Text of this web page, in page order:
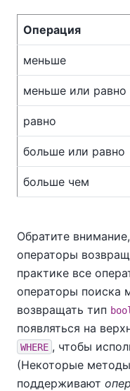
Операция
меньше
меньше или равно
равно
больше или равно
больше чем
Обратите
операторы
практике все
операторы поиска
возвращать тип
появляться на
WHERE , чтобы
(Некоторые
поддерживают